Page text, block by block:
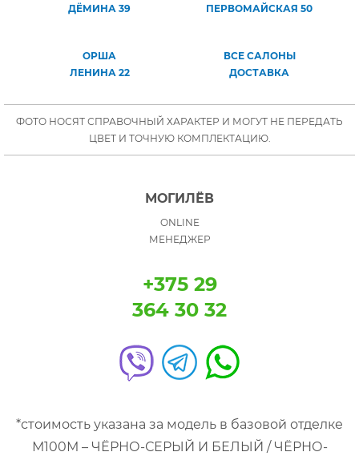
ДЁМИНА 39
ПЕРВОМАЙСКАЯ 50
ОРША
ЛЕНИНА 22
ВСЕ САЛОНЫ
ДОСТАВКА
ФОТО НОСЯТ СПРАВОЧНЫЙ ХАРАКТЕР И МОГУТ НЕ ПЕРЕДАТЬ
ЦВЕТ И ТОЧНУЮ КОМПЛЕКТАЦИЮ.
МОГИЛЁВ
ONLINE
МЕНЕДЖЕР
+375 29
364 30 32
*стоимость указана за модель в базовой отделке
М100М – ЧЁРНО-СЕРЫЙ И БЕЛЫЙ / ЧЁРНО-